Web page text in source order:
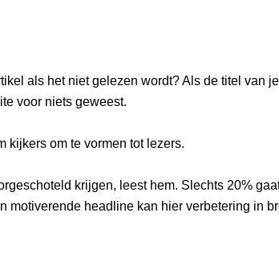
als het niet gelezen wordt? Als de titel van
voor niets geweest.
kijkers om te vormen tot lezers.
krijgen, leest hem. Slechts 20%
motiverende headline kan hier verbetering in